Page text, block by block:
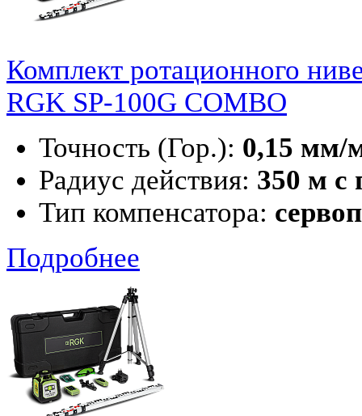
Комплект ротационного
RGK SP-100G COMBO
Точность (Гор.): 0,15 мм/
Радиус действия: 350 м с
Тип компенсатора:
Подробнее